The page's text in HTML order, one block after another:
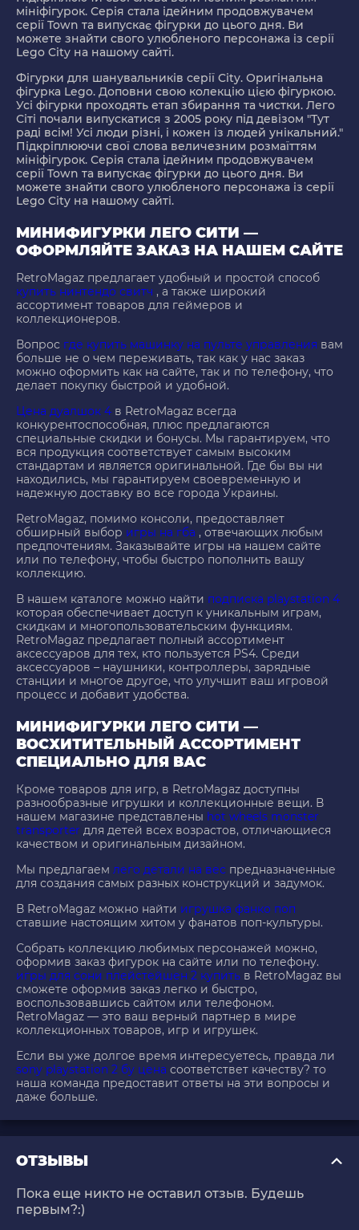
мініфігурок. Серія стала ідейним продовжувачем
серії Town та випускає фігурки до цього дня. Ви
можете знайти свого улюбленого персонажа із серії
Lego City на нашому сайті.
Фігурки для шанувальників серії City. Оригінальна
фігурка Lego. Доповни свою колекцію цією фігуркою.
Усі фігурки проходять етап збирання та чистки. Лего
Сіті почали випускатися з 2005 року під девізом "Тут
раді всім! Усі люди різні, і кожен із людей унікальний."
Підкріплюючи свої слова величезним розмаїттям
мініфігурок. Серія стала ідейним продовжувачем
серії Town та випускає фігурки до цього дня. Ви
можете знайти свого улюбленого персонажа із серії
Lego City на нашому сайті.
МИНИФИГУРКИ ЛЕГО СИТИ —
ОФОРМЛЯЙТЕ ЗАКАЗ НА НАШЕМ САЙТЕ
RetroMagaz предлагает удобный и простой способ
купить нинтендо свитч , а также широкий
ассортимент товаров для геймеров и
коллекционеров.
Вопрос где купить машинку на пульте управления вам
больше не о чем переживать, так как у нас заказ
можно оформить как на сайте, так и по телефону, что
делает покупку быстрой и удобной.
Цена дуалшок 4 в RetroMagaz всегда
конкурентоспособная, плюс предлагаются
специальные скидки и бонусы. Мы гарантируем, что
вся продукция соответствует самым высоким
стандартам и является оригинальной. Где бы вы ни
находились, мы гарантируем своевременную и
надежную доставку во все города Украины.
RetroMagaz, помимо консоли, предоставляет
обширный выбор игры на гба , отвечающих любым
предпочтениям. Заказывайте игры на нашем сайте
или по телефону, чтобы быстро пополнить вашу
коллекцию.
В нашем каталоге можно найти подписка playstation 4
которая обеспечивает доступ к уникальным играм,
скидкам и многопользовательским функциям.
RetroMagaz предлагает полный ассортимент
аксессуаров для тех, кто пользуется PS4. Среди
аксессуаров – наушники, контроллеры, зарядные
станции и многое другое, что улучшит ваш игровой
процесс и добавит удобства.
МИНИФИГУРКИ ЛЕГО СИТИ —
ВОСХИТИТЕЛЬНЫЙ АССОРТИМЕНТ
СПЕЦИАЛЬНО ДЛЯ ВАС
Кроме товаров для игр, в RetroMagaz доступны
разнообразные игрушки и коллекционные вещи. В
нашем магазине представлены hot wheels monster
transporter для детей всех возрастов, отличающиеся
качеством и оригинальным дизайном.
Мы предлагаем лего детали на вес предназначенные
для создания самых разных конструкций и задумок.
В RetroMagaz можно найти игрушка фанко поп
ставшие настоящим хитом у фанатов поп-культуры.
Собрать коллекцию любимых персонажей можно,
оформив заказ фигурок на сайте или по телефону.
игры для сони плейстейшен 2 купить в RetroMagaz вы
сможете оформив заказ легко и быстро,
воспользовавшись сайтом или телефоном.
RetroMagaz — это ваш верный партнер в мире
коллекционных товаров, игр и игрушек.
Если вы уже долгое время интересуетесь, правда ли
sony playstation 2 бу цена соответствет качеству? то
наша команда предоставит ответы на эти вопросы и
даже больше.
ОТЗЫВЫ
Пока еще никто не оставил отзыв. Будешь
первым?:)